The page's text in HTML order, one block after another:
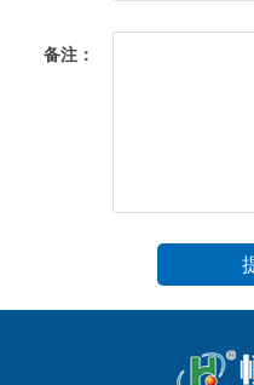
备注：